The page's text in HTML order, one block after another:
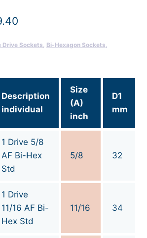
Drive Sockets Bi-Hexagon Sockets
Description
individual
Size
(A)
inch
D1
mm
1 Drive 5/8
AF Bi-Hex
Std
5/8 32
1 Drive
11/16 AF Bi-
Hex Std
11/16 34